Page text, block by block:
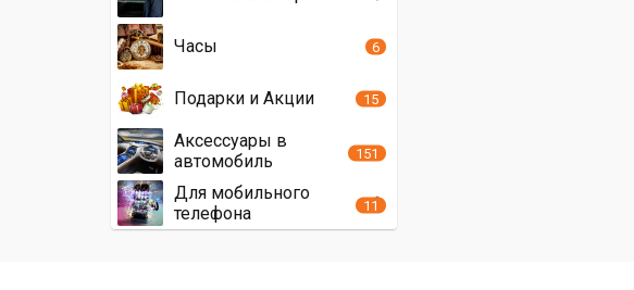
Часы 6
Подарки и Акции 15
Аксессуары в
автомобиль
151
Для мобильного
телефона
11